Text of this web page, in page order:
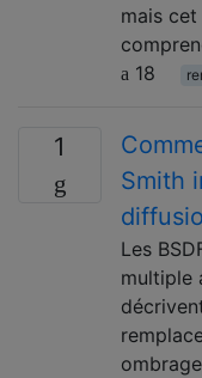
mais
18
1
Smith
Les
multiple